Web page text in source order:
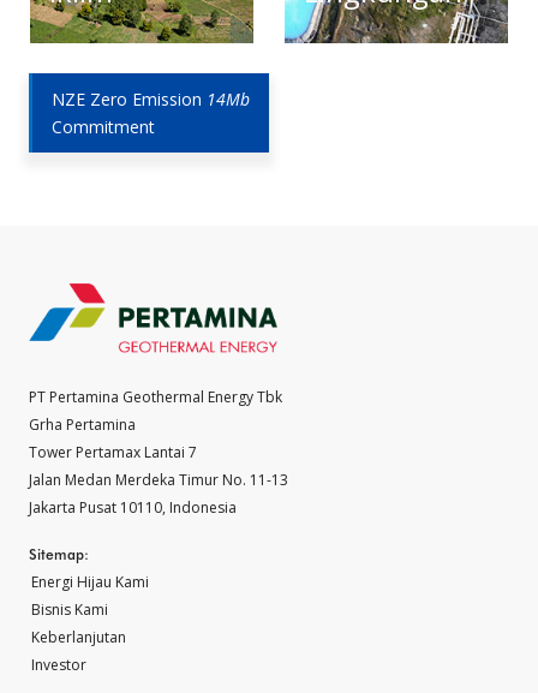
NZE Zero Emission
Commitment
14Mb
PT Pertamina Geothermal Energy Tbk
Grha Pertamina
Tower Pertamax Lantai 7
Jalan Medan Merdeka Timur No. 11-13
Jakarta Pusat 10110, Indonesia
Sitemap:
Energi Hijau Kami
Bisnis Kami
Keberlanjutan
Investor